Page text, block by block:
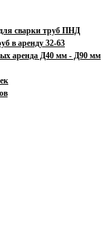
сварки труб ПНД
в аренду 32-63
аренда Д40 мм - Д90 мм